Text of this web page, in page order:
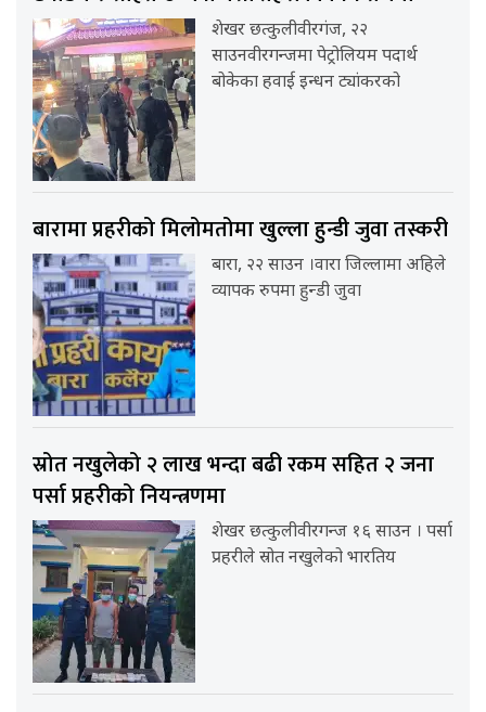
शेखर छत्कुलीवीरगंज, २२
साउनवीरगन्जमा पेट्रोलियम पदार्थ
बोकेका हवाई इन्धन ट्यांकरको
बारामा प्रहरीको मिलोमतोमा खुल्ला हुन्डी जुवा तस्करी
बारा, २२ साउन ।वारा जिल्लामा अहिले
व्यापक रुपमा हुन्डी जुवा
स्रोत नखुलेको २ लाख भन्दा बढी रकम सहित २ जना
पर्सा प्रहरीको नियन्त्रणमा
शेखर छत्कुलीवीरगन्ज १६ साउन । पर्सा
प्रहरीले स्रोत नखुलेको भारतिय